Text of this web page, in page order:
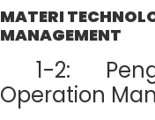
MATERI
MANAGEMENT
1-2:
Operation